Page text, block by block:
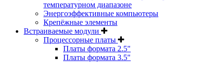
температурном диапазоне
Энергоэффективные компьютеры
Крепёжные элементы
Встраиваемые модули
Процессорные платы
Платы формата 2.5"
Платы формата 3.5"